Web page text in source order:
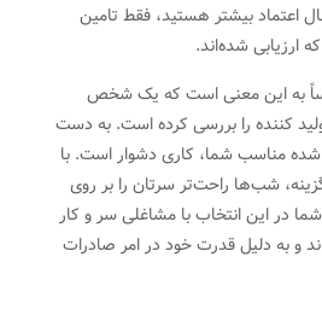
اعتماد بیشتر هستید، فقط تامین
ارزیابی شده‌اند.
به این معنی است که یک شخص
کننده را بررسی کرده است. به دست
شده مناسب شما، کاری دشوار است. با
شب‌ها راحت‌تر سرتان را بر روی
در این انتخاب با مشاغلی سر و کار
و به دلیل قدرت خود در امر صادرات